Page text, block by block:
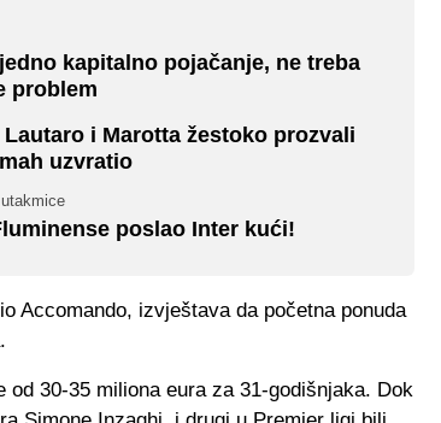
kapitalno pojačanje, ne treba
problem
i Marotta žestoko prozvali
uzvratio
poslao Inter kući!
Accomando, izvještava da početna ponuda
od 30-35 miliona eura za 31-godišnjaka. Dok